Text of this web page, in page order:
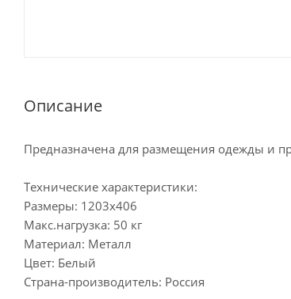
Описание
Предназначена для размещения одежды и
Технические характеристики:
Размеры: 1203х406
Макс.нагрузка: 50 кг
Материал: Металл
Цвет: Белый
Страна-производитель: Россия